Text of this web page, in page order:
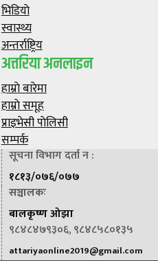
भिडियाे
स्वास्थ्य
अन्तर्राष्ट्रिय
अत्तरिया अनलाइन
हाम्राे बारेमा
हाम्राे समूह
प्राइभेसी पाेलिसी
सम्पर्क
सूचना विभाग दर्ता न :
१८१३/०७६/०७७
सञ्चालकः
बालकृष्ण ओझा
९८४८४७९३०६, ९८४८५८०१३५
attariyaonline2019@gmail.com